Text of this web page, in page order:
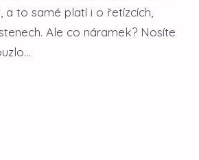
a to samé platí i o řetízcích,
Ale co náramek? Nosíte